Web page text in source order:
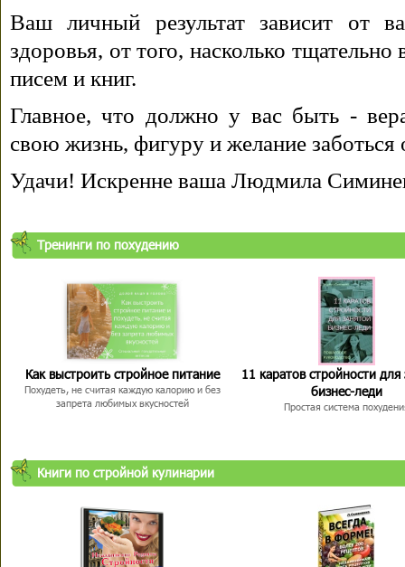
Ваш личный результат зависит от
здоровья, от того, насколько
писем и книг.
Главное, что должно у вас быть -
свою жизнь, фигуру и желание заботься
Удачи! Искренне ваша Людмила
Тренинги по похудению
Как выстроить стройное питание
Похудеть, не считая каждую калорию и без
запрета любимых вкусностей
11 каратов стройности для
бизнес-леди
Простая система
Книги по стройной кулинарии